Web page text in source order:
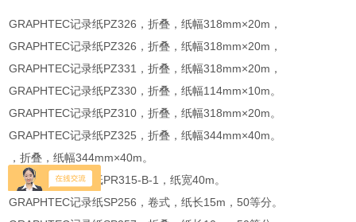
GRAPHTEC记录纸PZ326，折叠，纸幅318mm×20m，
GRAPHTEC记录纸PZ326，折叠，纸幅318mm×20m，
GRAPHTEC记录纸PZ331，折叠，纸幅318mm×20m，
GRAPHTEC记录纸PZ330，折叠，纸幅114mm×10m。
GRAPHTEC记录纸PZ310，折叠，纸幅318mm×20m。
GRAPHTEC记录纸PZ325，折叠，纸幅344mm×40m。
，折叠，纸幅344mm×40m。
GRAPHTEC记录纸PR315-B-1，纸宽40m。
GRAPHTEC记录纸SP256，卷式，纸长15m，50等分。